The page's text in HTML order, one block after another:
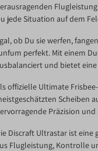
jede Situation auf dem
ob Du sie werfen,
perfekt. Mit einem
und bietet
offizielle Ultimate
Scheiben
Präzision
Discraft Ultrastar ist eine
Flugleistung, Kontrolle